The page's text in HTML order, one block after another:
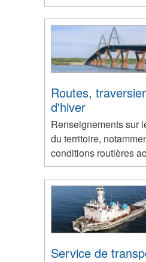
Routes,
d'hiver
Renseignements sur
du territoire,
conditions routières
Service de